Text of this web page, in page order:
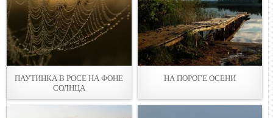
ПАУТИНКА В РОСЕ НА ФОНЕ
СОЛНЦА
НА ПОРОГЕ ОСЕНИ